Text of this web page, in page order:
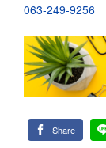
063-249-9256
Share